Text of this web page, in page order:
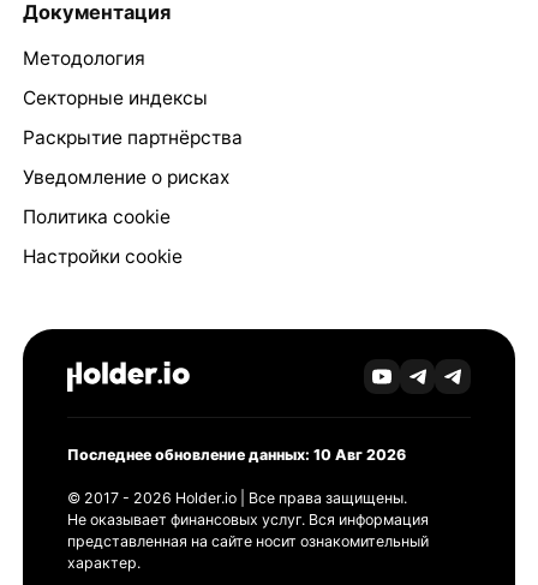
Документация
Методология
Секторные индексы
Раскрытие партнёрства
Уведомление о рисках
Политика cookie
Настройки cookie
Последнее обновление данных: 10 Авг 2026
© 2017 - 2026 Holder.io | Все права защищены.
Не оказывает финансовых услуг. Вся информация
представленная на сайте носит ознакомительный
характер.